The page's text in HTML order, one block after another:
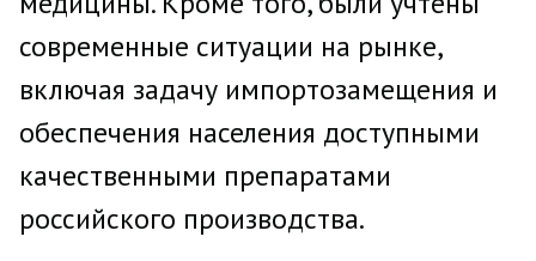
современные ситуации на рынке,
включая задачу импортозамещения и
обеспечения населения доступными
качественными препаратами
российского производства.